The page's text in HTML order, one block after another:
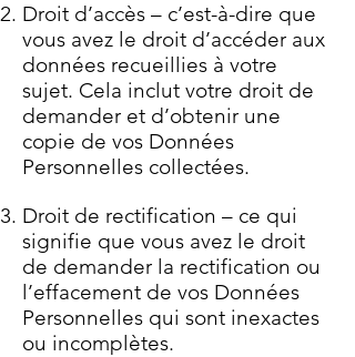
Droit d’accès – c’est-à-dire que
vous avez le droit d’accéder aux
données recueillies à votre
sujet. Cela inclut votre droit de
demander et d’obtenir une
copie de vos Données
Personnelles collectées.
Droit de rectification – ce qui
signifie que vous avez le droit
de demander la rectification ou
l’effacement de vos Données
Personnelles qui sont inexactes
ou incomplètes.